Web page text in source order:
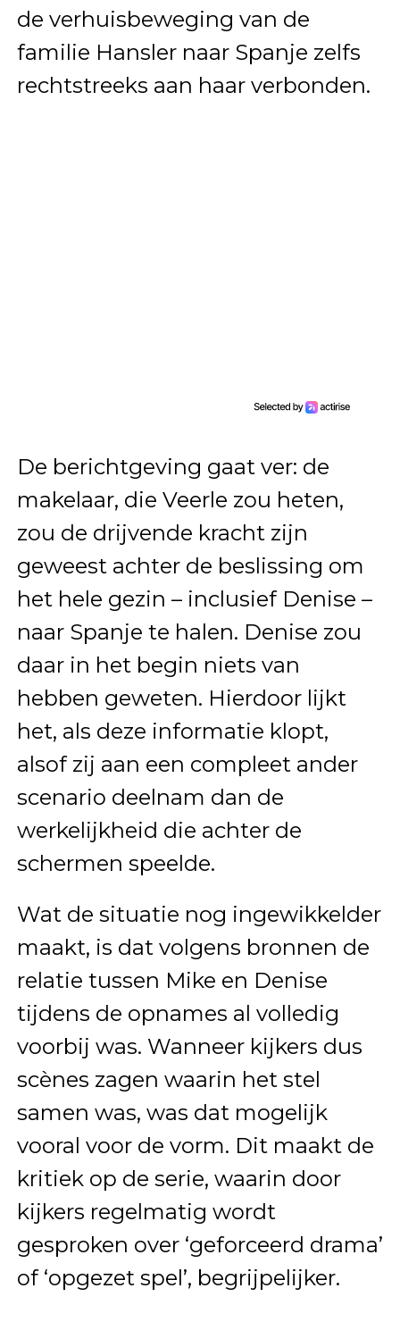
de verhuisbeweging van de
familie Hansler naar Spanje zelfs
rechtstreeks aan haar verbonden.
De berichtgeving gaat ver: de
makelaar, die Veerle zou heten,
zou de drijvende kracht zijn
geweest achter de beslissing om
het hele gezin – inclusief Denise –
naar Spanje te halen. Denise zou
daar in het begin niets van
hebben geweten. Hierdoor lijkt
het, als deze informatie klopt,
alsof zij aan een compleet ander
scenario deelnam dan de
werkelijkheid die achter de
schermen speelde.
Wat de situatie nog ingewikkelder
maakt, is dat volgens bronnen de
relatie tussen Mike en Denise
tijdens de opnames al volledig
voorbij was. Wanneer kijkers dus
scènes zagen waarin het stel
samen was, was dat mogelijk
vooral voor de vorm. Dit maakt de
kritiek op de serie, waarin door
kijkers regelmatig wordt
gesproken over ‘geforceerd drama’
of ‘opgezet spel’, begrijpelijker.